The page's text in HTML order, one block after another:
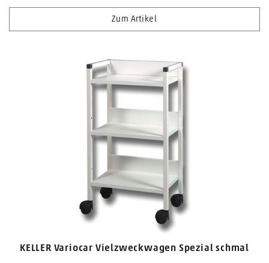
Zum Artikel
KELLER Variocar Vielzweckwagen Spezial schmal